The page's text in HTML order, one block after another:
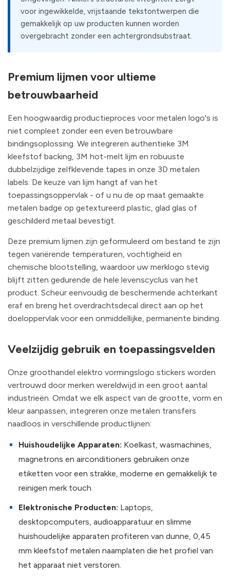
voor ingewikkelde, vrijstaande tekstontwerpen die
gemakkelijk op uw producten kunnen worden
overgebracht zonder een achtergrondsubstraat.
Premium lijmen voor ultieme
betrouwbaarheid
Een hoogwaardig productieproces voor metalen logo's is
niet compleet zonder een even betrouwbare
bindingsoplossing. We integreren authentieke 3M
kleefstof backing, 3M hot-melt lijm en robuuste
dubbelzijdige zelfklevende tapes in onze 3D metalen
labels. De keuze van lijm hangt af van het
toepassingsoppervlak - of u nu de op maat gemaakte
metalen badge op getextureerd plastic, glad glas of
geschilderd metaal bevestigt.
Deze premium lijmen zijn geformuleerd om bestand te zijn
tegen variërende temperaturen, vochtigheid en
chemische blootstelling, waardoor uw merklogo stevig
blijft zitten gedurende de hele levenscyclus van het
product. Scheur eenvoudig de beschermende achterkant
eraf en breng het overdrachtsdecal direct aan op het
doeloppervlak voor een onmiddellijke, permanente binding.
Veelzijdig gebruik en toepassingsvelden
Onze groothandel elektro vormingslogo stickers worden
vertrouwd door merken wereldwijd in een groot aantal
industrieën. Omdat we elk aspect van de grootte, vorm en
kleur aanpassen, integreren onze metalen transfers
naadloos in verschillende productlijnen:
Huishoudelijke Apparaten: Koelkast, wasmachines,
magnetrons en airconditioners gebruiken onze
etiketten voor een strakke, moderne en gemakkelijk te
reinigen merk touch.
Elektronische Producten: Laptops,
desktopcomputers, audioapparatuur en slimme
huishoudelijke apparaten profiteren van dunne, 0,45
mm kleefstof metalen naamplaten die het profiel van
het apparaat niet verstoren.